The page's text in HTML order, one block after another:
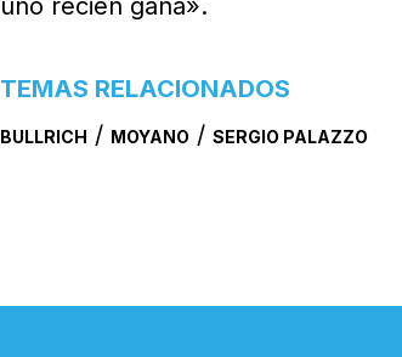
uno recién gana».
TEMAS RELACIONADOS
BULLRICH / MOYANO /SERGIO PALAZZO